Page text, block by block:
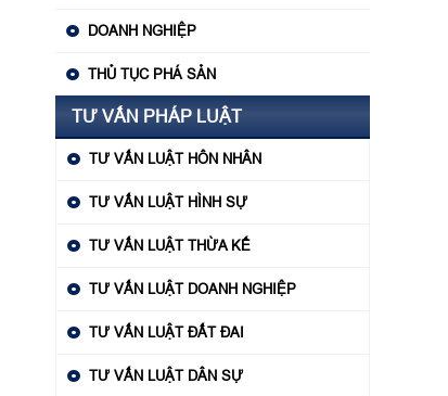
DOANH NGHIỆP
THỦ TỤC PHÁ SẢN
TƯ VẤN PHÁP LUẬT
TƯ VẤN LUẬT HÔN NHÂN
TƯ VẤN LUẬT HÌNH SỰ
TƯ VẤN LUẬT THỪA KẾ
TƯ VẤN LUẬT DOANH NGHIỆP
TƯ VẤN LUẬT ĐẤT ĐAI
TƯ VẤN LUẬT DÂN SỰ